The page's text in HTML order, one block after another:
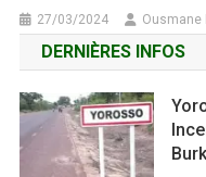
27/03/2024 Ousmane
DERNIÈRES INFOS